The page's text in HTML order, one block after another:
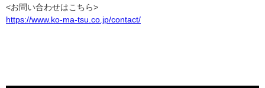
<お問い合わせはこちら>
https://www.ko-ma-tsu.co.jp/contact/